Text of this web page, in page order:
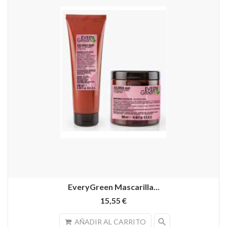
EveryGreen Mascarilla...
15,55 €
AÑADIR AL CARRITO search